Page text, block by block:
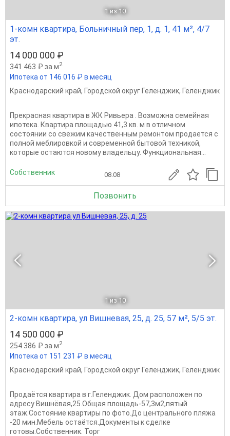
1 из 10
1-комн квартира, Больничный пер, 1, д. 1, 41 м², 4/7
эт.
14 000 000 ₽
341 463 ₽ за м2
Ипотека от 146 016 ₽ в месяц
Краснодарский край, Городской округ Геленджик, Геленджик
Прекрасная квартира в ЖК Ривьера . Возможна семейная
ипотека. Квартира площадью 41,3 кв. м в отличном
состоянии со свежим качественным ремонтом продается с
полной меблировкой и современной бытовой техникой,
которые остаются новому владельцу. Функциональная...
Собственник 08.08
Позвонить
1 из 10
2-комн квартира, ул Вишневая, 25, д. 25, 57 м², 5/5 эт.
14 500 000 ₽
254 386 ₽ за м2
Ипотека от 151 231 ₽ в месяц
Краснодарский край, Городской округ Геленджик, Геленджик
Продаётся квартира в г.Геленджик. Дом расположен по
адресу Вишнёвая,25.Общая площадь-57,3м2,пятый
этаж.Состояние квартиры по фото.До центрального пляжа
-20 мин.Мебель остаётся.Документы к сделке
готовы.Собственник. Торг